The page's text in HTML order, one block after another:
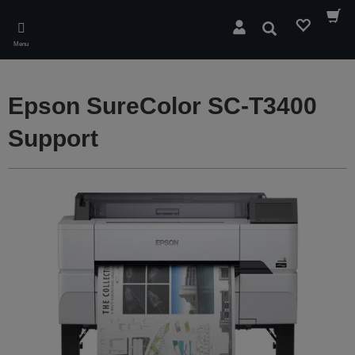
main
content
Menu
Rechercher
Epson SureColor SC-T3400
Support